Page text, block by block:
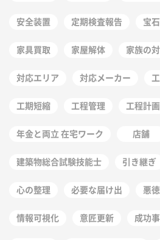
安全装置 定期検査報告 宝
家具買取 家屋解体 家族の
対応エリア 対応メーカー
工期短縮 工程管理 工程計画
年金と両立 在宅ワーク 店舗
建築物総合試験技能士 引き継ぎ
心の整理 必要な届け出 悪
情報可視化 意匠更新 成功